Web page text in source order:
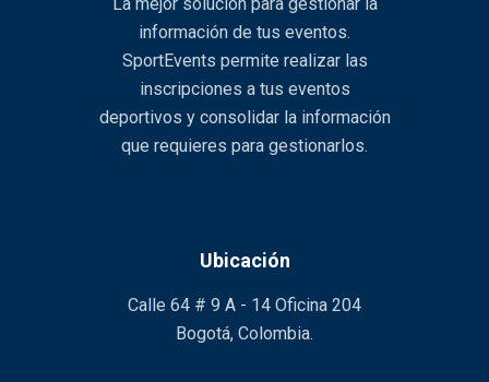
información de tus eventos.
SportEvents permite realizar las
inscripciones a tus eventos
deportivos y consolidar la información
que requieres para gestionarlos.
Ubicación
Calle 64 # 9 A - 14 Oficina 204
Bogotá, Colombia.